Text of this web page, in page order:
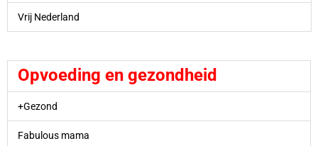
Vrij Nederland
Opvoeding en gezondheid
+Gezond
Fabulous mama